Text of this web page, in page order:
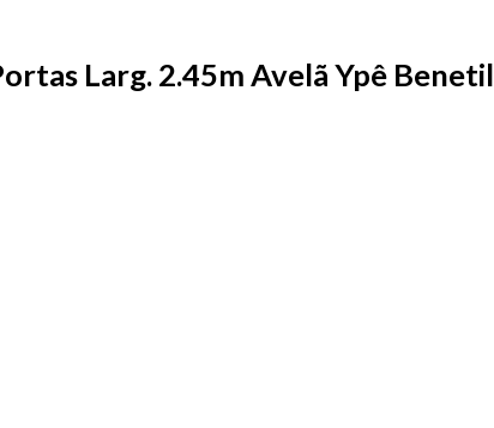
Larg. 2.45m Avelã Ypê Benetil